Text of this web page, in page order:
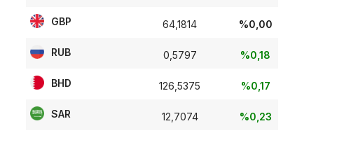
GBP 64,1814 %0,00
RUB 0,5797 %0,18
BHD 126,5375 %0,17
SAR 12,7074 %0,23